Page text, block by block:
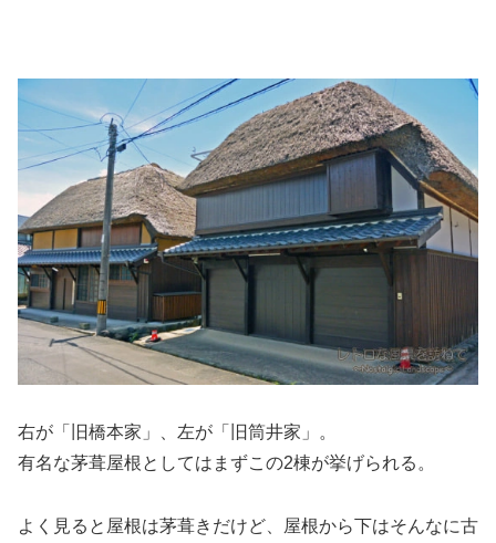
右が「旧橋本家」、左が「旧筒井家」。
有名な茅葺屋根としてはまずこの2棟が挙げられる。
よく見ると屋根は茅葺きだけど、屋根から下はそんなに古